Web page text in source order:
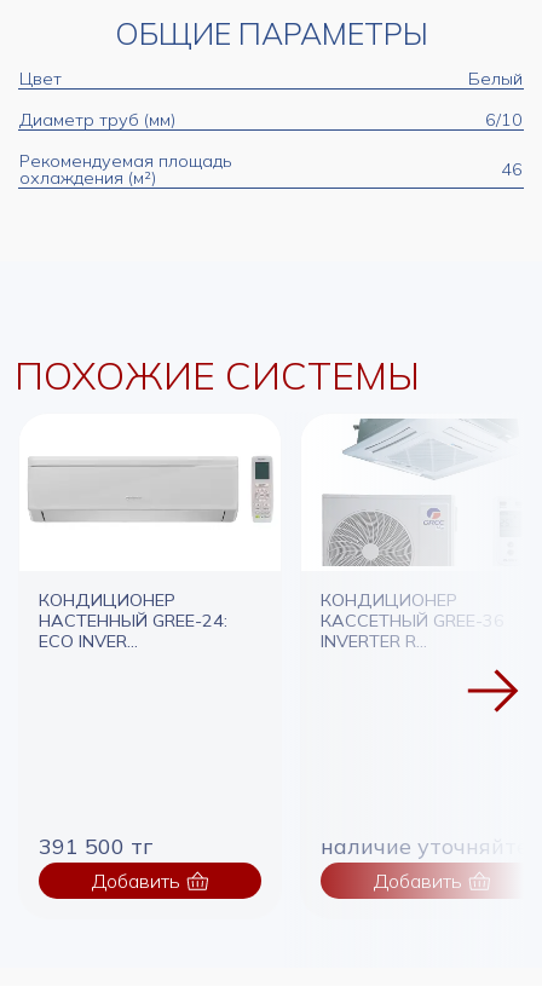
ОБЩИЕ ПАРАМЕТРЫ
Цвет
Белый
Диаметр труб (мм)
6/10
Рекомендуемая площадь
охлаждения (м²) 46
ПОХОЖИЕ СИСТЕМЫ
КОНДИЦИОНЕР
НАСТЕННЫЙ GREE-24:
ECO INVER...
391 500 тг
Добавить
КОНДИЦИОНЕР
КАССЕТНЫЙ GREE-36
INVERTER R...
наличие уточняйте
Добавить